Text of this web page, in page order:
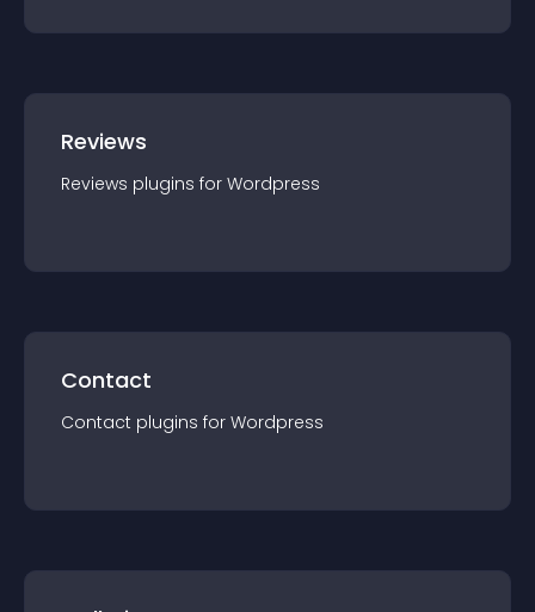
Reviews
Reviews plugins for Wordpress
Contact
Contact plugins for Wordpress